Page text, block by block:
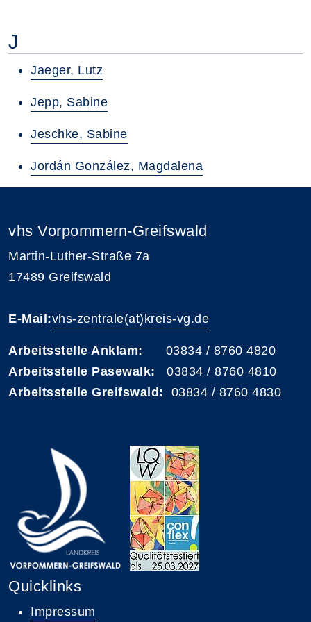
J
Jaeger, Lutz
Jepp, Sabine
Jeschke, Sabine
Jordán González, Magdalena
vhs Vorpommern-Greifswald
Martin-Luther-Straße 7a
17489 Greifswald
E-Mail:vhs-zentrale(at)kreis-vg.de
Arbeitsstelle Anklam: 03834 / 8760 4820
Arbeitsstelle Pasewalk: 03834 / 8760 4810
Arbeitsstelle Greifswald: 03834 / 8760 4830
Quicklinks
Impressum